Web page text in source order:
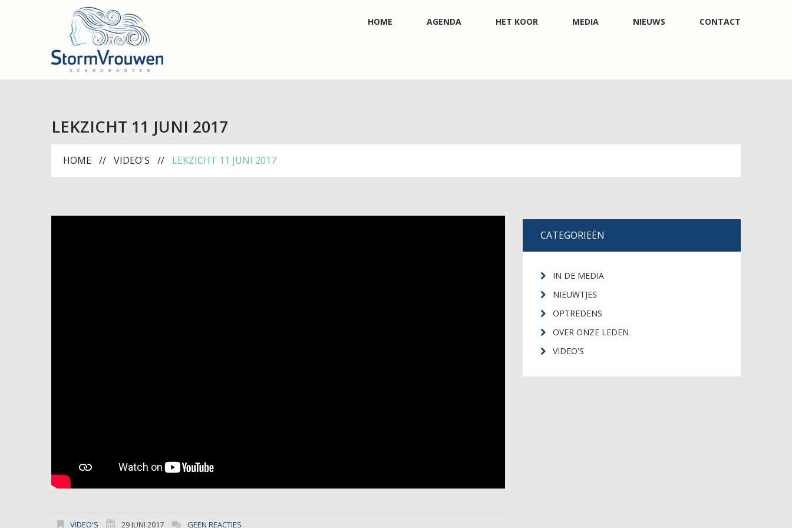
HOME AGENDA HET KOOR MEDIA NIEUWS CONTACT
LEKZICHT 11 JUNI 2017
HOME VIDEO'S LEKZICHT 11 JUNI 2017
VIDEO'S 29 JUNI 2017 GEEN REACTIES
CATEGORIEËN
IN DE MEDIA
NIEUWTJES
OPTREDENS
OVER ONZE LEDEN
VIDEO'S